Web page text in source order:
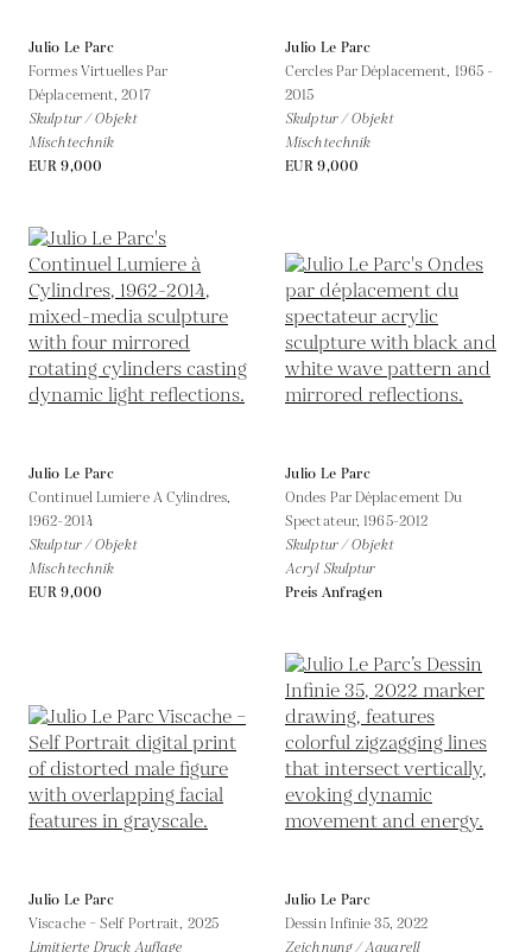
Julio Le Parc
Formes Virtuelles Par
Déplacement,2017
Skulptur / Objekt
Mischtechnik
EUR 9,000
Julio Le Parc
Cercles Par Déplacement, 1965 -
2015
Skulptur / Objekt
Mischtechnik
EUR 9,000
Julio Le Parc
Continuel Lumiere A Cylindres,
1962-2014
Skulptur / Objekt
Mischtechnik
EUR 9,000
Julio Le Parc
Ondes Par Déplacement Du
Spectateur,1965-2012
Skulptur / Objekt
Acryl Skulptur
Preis Anfragen
Julio Le Parc
Viscache – Self Portrait, 2025
Limitierte Druck Auflage
Julio Le Parc
Dessin Infinie 35, 2022
Zeichnung / Aquarell